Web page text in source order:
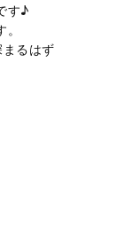
す♪
るはず